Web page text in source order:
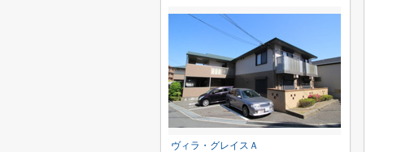
ヴィラ・グレイスＡ